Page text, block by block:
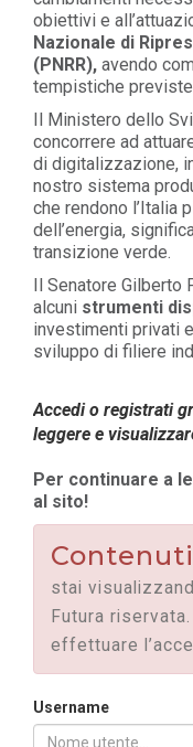
obiettivi e
Nazionale di
(PNRR), avendo
tempistiche
Il Ministero dello
concorrere ad
di digitalizzazione,
nostro sistema
che rendono l’Italia
dell’energia,
transizione verde.
Il Senatore Gilberto
alcuni strumenti
investimenti privati
sviluppo di filiere
Accedi o registrati
leggere e
Per continuare a
al sito!
stai
Futura
effettuare
Username